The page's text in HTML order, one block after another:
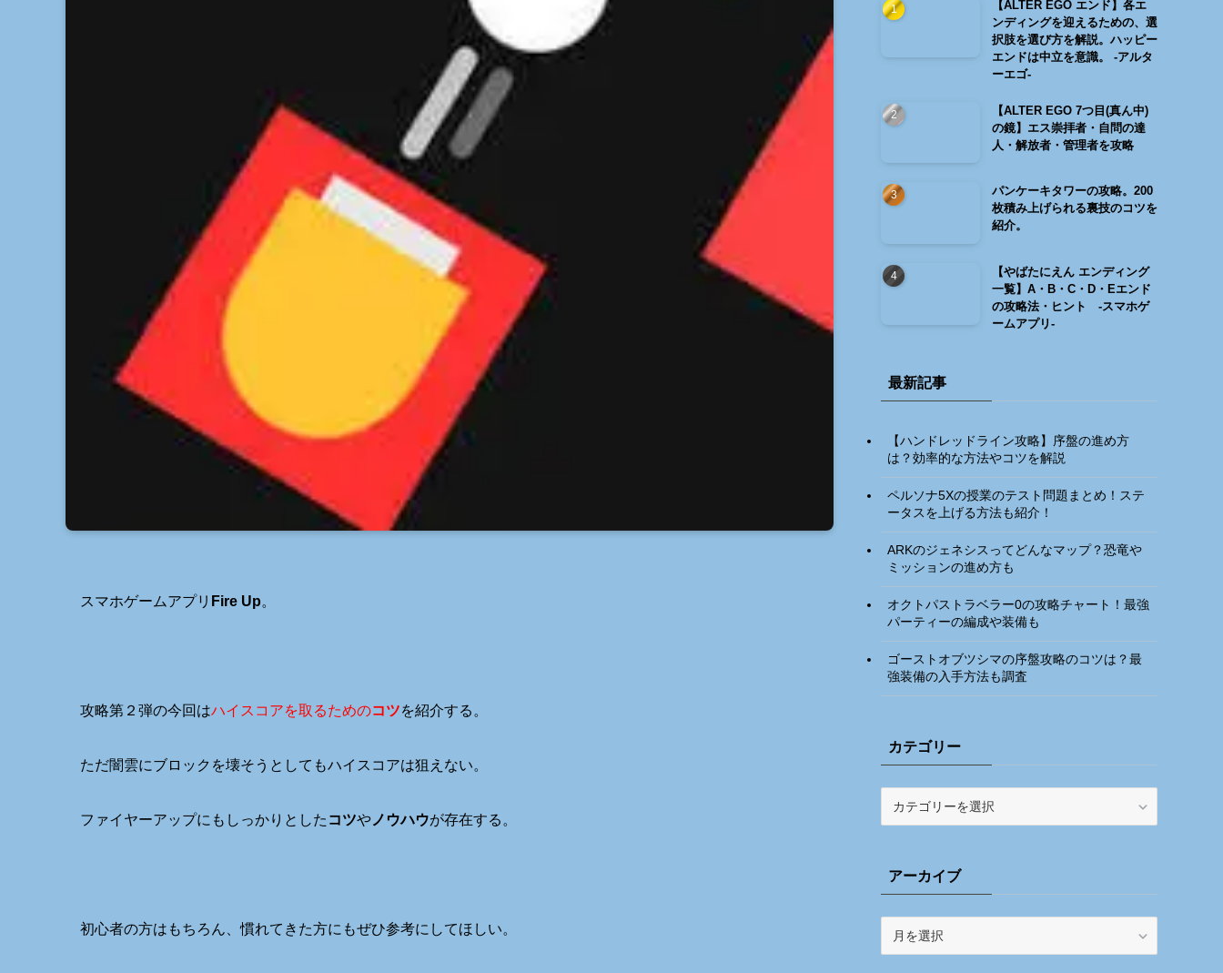
スマホゲームアプリ Fire Up。
攻略第２弾の今回はハイスコアを取るためのコツを紹介する。
ただ闇雲にブロックを壊そうとしてもハイスコアは狙えない。
ファイヤーアップにもしっかりとした コツや ノウハウが存在する。
初心者の方はもちろん、慣れてきた方にもぜひ参考にしてほしい。
【ALTER EGO エンド】各エ
ンディングを迎えるための、選
択肢を選び方を解説。ハッピー
エンドは中立を意識。 -アルタ
ーエゴ-
【ALTER EGO 7つ目(真ん中)
の鏡】エス崇拝者・自問の達
人・解放者・管理者を攻略
パンケーキタワーの攻略。200
枚積み上げられる裏技のコツを
紹介。
【やばたにえん エンディング
一覧】A・B・C・D・Eエンド
の攻略法・ヒント -スマホゲ
ームアプリ-
最新記事
【ハンドレッドライン攻略】序盤の進め方
は？効率的な方法やコツを解説
ペルソナ5Xの授業のテスト問題まとめ！ステ
ータスを上げる方法も紹介！
ARKのジェネシスってどんなマップ？恐竜や
ミッションの進め方も
オクトパストラベラー0の攻略チャート！最強
パーティーの編成や装備も
ゴーストオブツシマの序盤攻略のコツは？最
強装備の入手方法も調査
カテゴリー
ーアーカイブ